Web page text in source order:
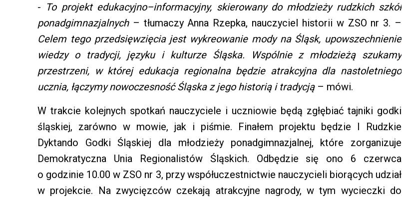
- To projekt edukacyjno–informacyjny, skierowany do młodzieży rudzkich szkół
ponadgimnazjalnych– tłumaczy Anna Rzepka, nauczyciel historii w ZSO nr 3. –
Celem tego przedsięwzięcia jest wykreowanie mody na Śląsk, upowszechnienie
wiedzy o tradycji, języku i kulturze Śląska. Wspólnie z młodzieżą szukamy
przestrzeni, w której edukacja regionalna będzie atrakcyjna dla nastoletniego
ucznia, łączymy nowoczesność Śląska z jego historią i tradycją– mówi.
W trakcie kolejnych spotkań nauczyciele i uczniowie będą zgłębiać tajniki godki
śląskiej, zarówno w mowie, jak i piśmie. Finałem projektu będzie I Rudzkie
Dyktando Godki Śląskiej dla młodzieży ponadgimnazjalnej, które zorganizuje
Demokratyczna Unia Regionalistów Śląskich. Odbędzie się ono 6 czerwca
o godzinie 10.00 w ZSO nr 3, przy współuczestnictwie nauczycieli biorących udział
w projekcie. Na zwycięzców czekają atrakcyjne nagrody, w tym wycieczki do